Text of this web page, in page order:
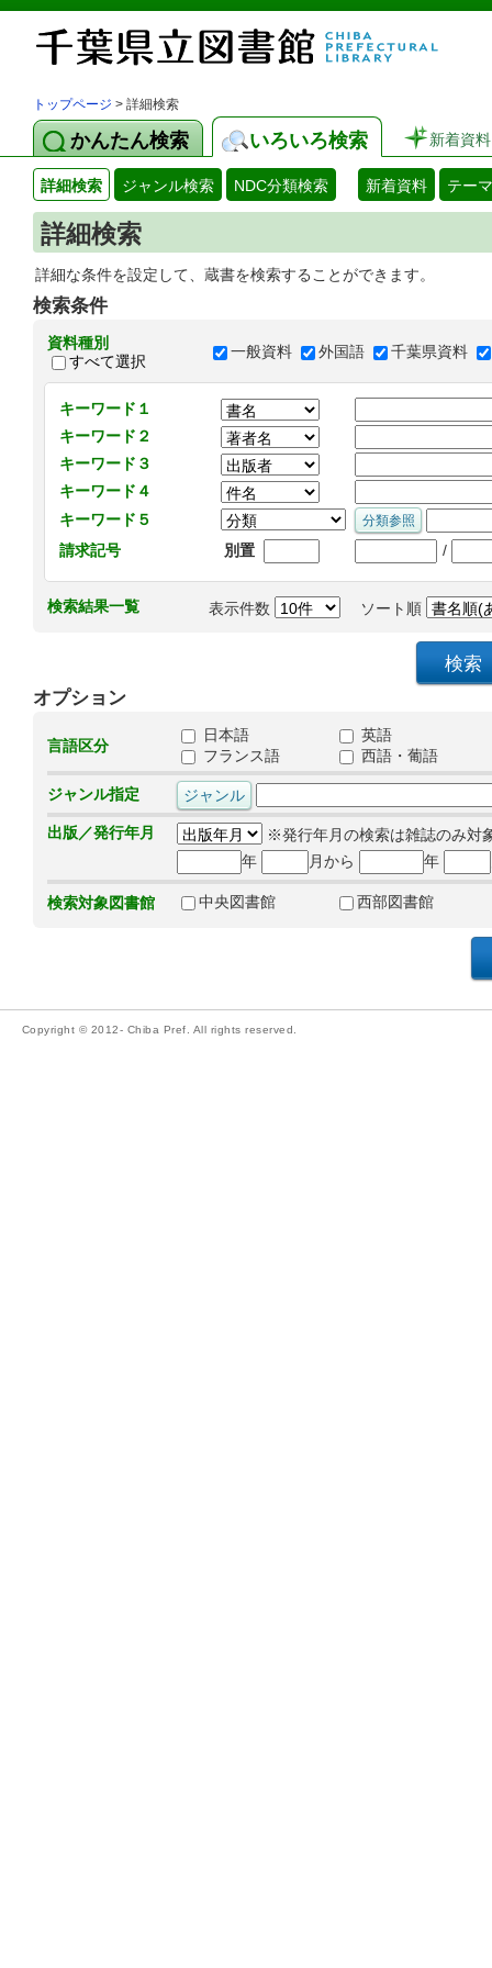
トップページ > 詳細検索
かんたん検索 いろいろ検索 新着資料
詳細検索 ジャンル検索 NDC分類検索 新着資料 テー
詳細検索
詳細な条件を設定して、蔵書を検索することができます。
検索条件
資料種別
すべて選択
一般資料 外国語 千葉県資料
キーワード１
キーワード２
キーワード３
キーワード４
キーワード５
請求記号
別置 /
検索結果一覧 表示件数 ソート順
オプション
言語区分
日本語
英語
フランス語
西語・葡語
ジャンル指定
出版／発行年月
※発行年月の検索は雑誌のみ対
年
月から 年
検索対象図書館 中央図書館 西部図書館
Copyright © 2012- Chiba Pref. All rights reserved.